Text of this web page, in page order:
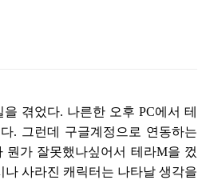
겪었다. 나른한 오후 PC에서 테
. 그런데 구글계정으로 연동하는
가 잘못했나싶어서 테라M을 껐
사라진 캐릭터는 나타날 생각을